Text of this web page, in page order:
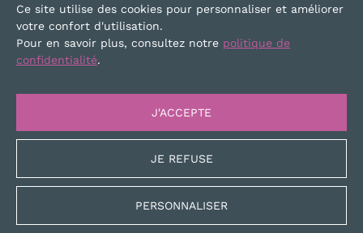
PLAN DU SITE MENTIONS LÉGALES
Ce site utilise des cookies pour personnaliser et améliorer
votre confort d'utilisation.
Pour en savoir plus, consultez notre politique de
confidentialité.
J'ACCEPTE
JE REFUSE
PERSONNALISER